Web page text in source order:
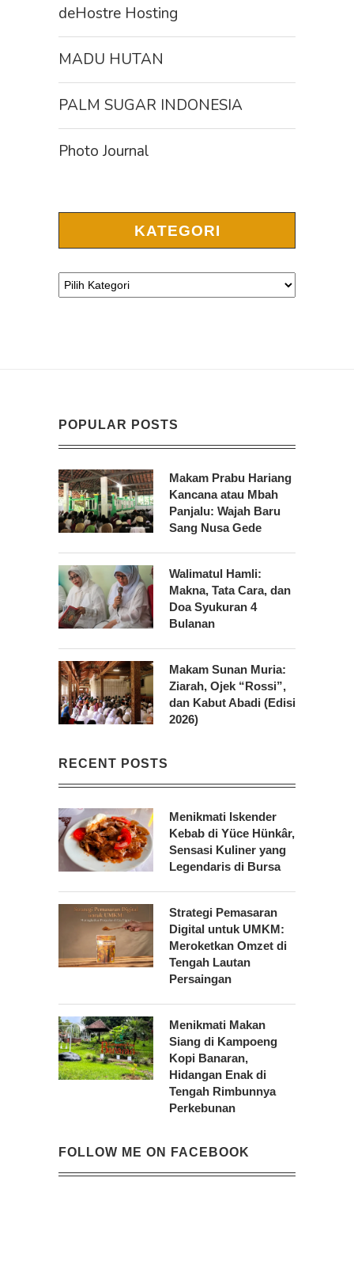
deHostre Hosting
MADU HUTAN
PALM SUGAR INDONESIA
Photo Journal
KATEGORI
POPULAR POSTS
Makam Prabu Hariang
Kancana atau Mbah
Panjalu: Wajah Baru
Sang Nusa Gede
Walimatul Hamli:
Makna, Tata Cara, dan
Doa Syukuran 4
Bulanan
Makam Sunan Muria:
Ziarah, Ojek “Rossi”,
dan Kabut Abadi (Edisi
2026)
RECENT POSTS
Menikmati Iskender
Kebab di Yüce Hünkâr,
Sensasi Kuliner yang
Legendaris di Bursa
Strategi Pemasaran
Digital untuk UMKM:
Meroketkan Omzet di
Tengah Lautan
Persaingan
Menikmati Makan
Siang di Kampoeng
Kopi Banaran,
Hidangan Enak di
Tengah Rimbunnya
Perkebunan
FOLLOW ME ON FACEBOOK